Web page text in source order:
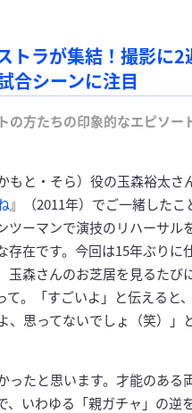
トラが集結！撮影に2
合シーンに注目
の方たちの印象的なエピソー
もと・そら）役の玉森裕太さ
』（2011年）でご一緒したこ
ツーマンで演技のリハーサル
存在です。今回は15年ぶりに
玉森さんのお芝居を見るたび
て。「すごいよ」と伝えると
、思ってないでしょ（笑）」
ったと思います。才能のある
、いわゆる「親ガチャ」の逆